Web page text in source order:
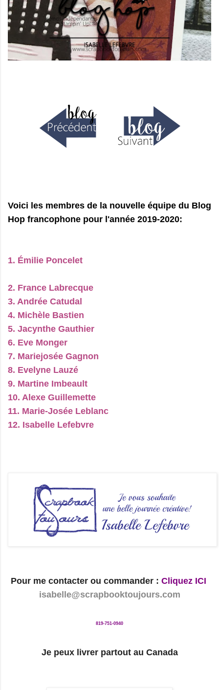
Voici les membres de la nouvelle équipe du Blog
Hop francophone pour l'année 2019-2020:
1. Émilie Poncelet
2. France Labrecque
3. Andrée Catudal
4. Michèle Bastien
5. Jacynthe Gauthier
6. Eve Monger
7. Mariejosée Gagnon
8. Evelyne Lauzé
9. Martine Imbeault
10. Alexe Guillemette
11. Marie-Josée Leblanc
12. Isabelle Lefebvre
Pour me contacter ou commander : Cliquez ICI
isabelle@scrapbooktoujours.com
819-751-0940
Je peux livrer partout au Canada